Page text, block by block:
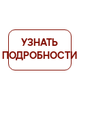
УЗНАТЬ
ПОДРОБНОСТИ